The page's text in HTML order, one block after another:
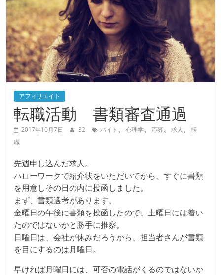
アフィリエイト
転職活動 書類審査通過
2017年10月7日 32 バイト 、心理学、 応募、求人 、転
職
先週申し込んだ求人。
ハローワークで紹介状をいただいてから、すぐに書類
を用意しその日の内に投函しました。
まず、書類選考があります。
金曜日の午後に書類を投函したので、土曜日には着い
たのではないかと勝手に推察。
日曜日は、会社が休みだろうから、担当者さんが書類
を目にするのは月曜日。
早ければ月曜日には、可否の電話がくるのではないか